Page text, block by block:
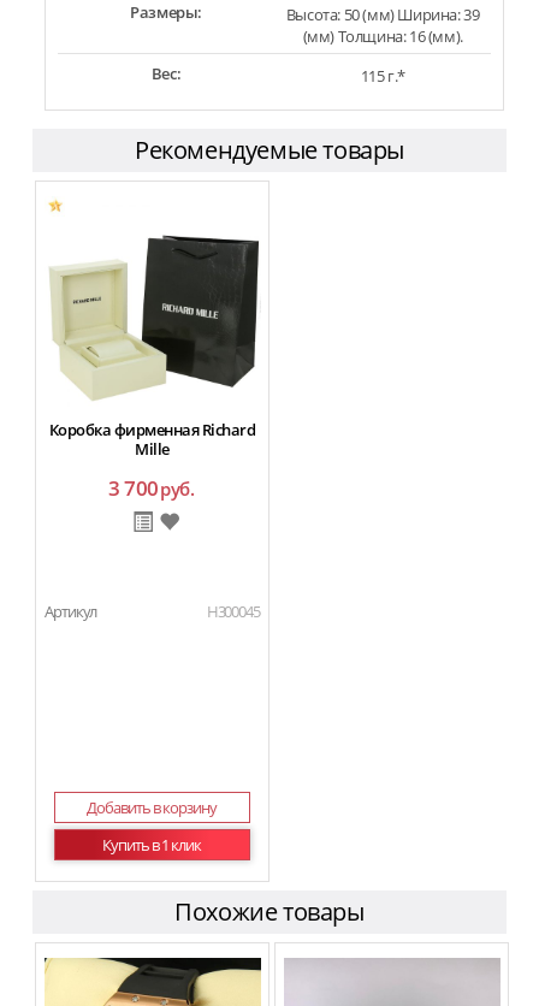
Размеры:
Высота: 50 (мм) Ширина: 39
(мм) Толщина: 16 (мм).
Вес:
115 г.*
Рекомендуемые товары
Коробка фирменная Richard
Mille
3 700руб.
Артикул H300045
Добавить в корзину
Купить в 1 клик
Похожие товары